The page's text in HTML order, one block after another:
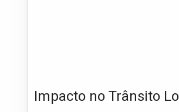
Impacto no Trânsito